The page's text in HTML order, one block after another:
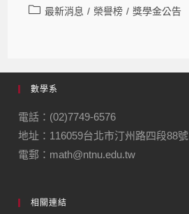
最新消息 / 榮譽榜 / 獎學金公告
數學系
電話：(02)7749-6576
地址：116059台北市汀州路四段88號
電郵：math@ntnu.edu.tw
相關連結